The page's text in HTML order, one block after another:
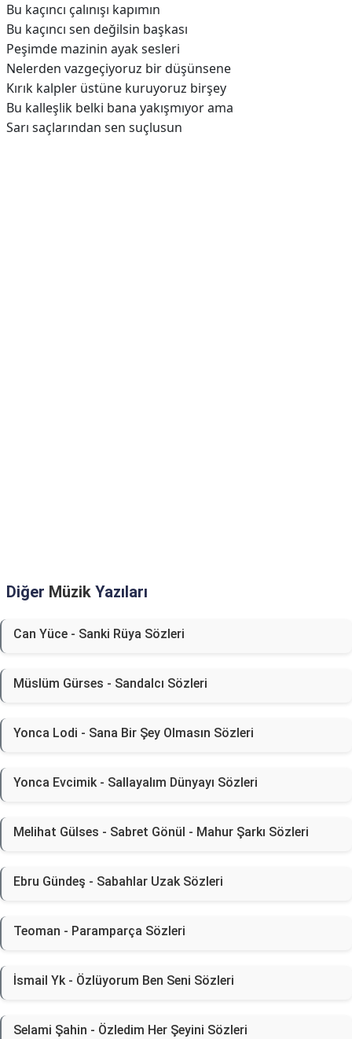
Bu kaçıncı çalınışı kapımın
Bu kaçıncı sen değilsin başkası
Peşimde mazinin ayak sesleri
Nelerden vazgeçiyoruz bir düşünsene
Kırık kalpler üstüne kuruyoruz birşey
Bu kalleşlik belki bana yakışmıyor ama
Sarı saçlarından sen suçlusun
Diğer Müzik Yazıları
Can Yüce - Sanki Rüya Sözleri
Müslüm Gürses - Sandalcı Sözleri
Yonca Lodi - Sana Bir Şey Olmasın Sözleri
Yonca Evcimik - Sallayalım Dünyayı Sözleri
Melihat Gülses - Sabret Gönül - Mahur Şarkı Sözleri
Ebru Gündeş - Sabahlar Uzak Sözleri
Teoman - Paramparça Sözleri
İsmail Yk - Özlüyorum Ben Seni Sözleri
Selami Şahin - Özledim Her Şeyini Sözleri